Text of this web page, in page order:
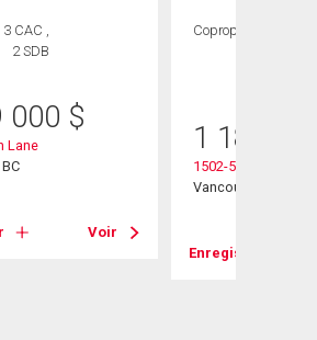
3 CAC ,
2 SDB
000 $
Lane
Voir
Copropriété
1 180
1502-5868
Vancouver, BC
Enregistrer